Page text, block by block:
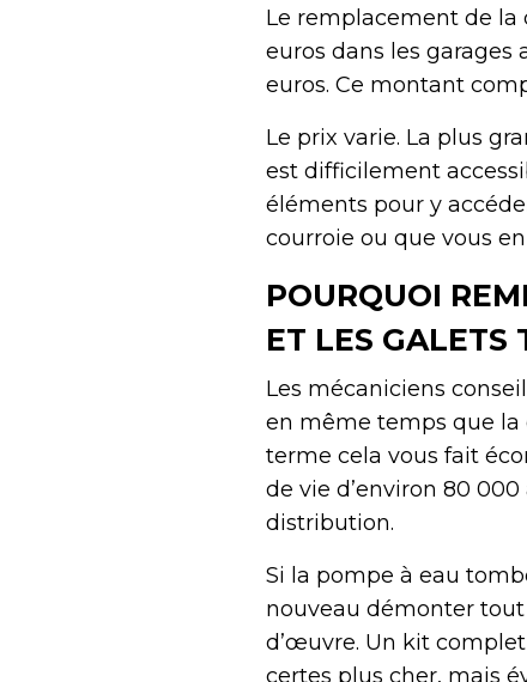
Le remplacement de la
euros dans les garages
euros. Ce montant
Le prix varie. La plus
est difficilement
éléments pour y
courroie ou que vous
POURQUOI
ET LES GALETS
Les mécaniciens
en même temps que la
terme cela vous fait
de vie d’environ 80
distribution.
Si la pompe à eau
nouveau démonter tout
d’œuvre. Un kit
certes plus cher, mais